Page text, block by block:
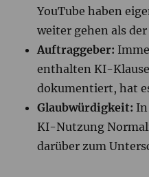
YouTube haben
weiter gehen als der
Auftraggeber:
enthalten KI-
dokumentiert, hat
Glaubwürdigkeit:
KI-Nutzung
darüber zum